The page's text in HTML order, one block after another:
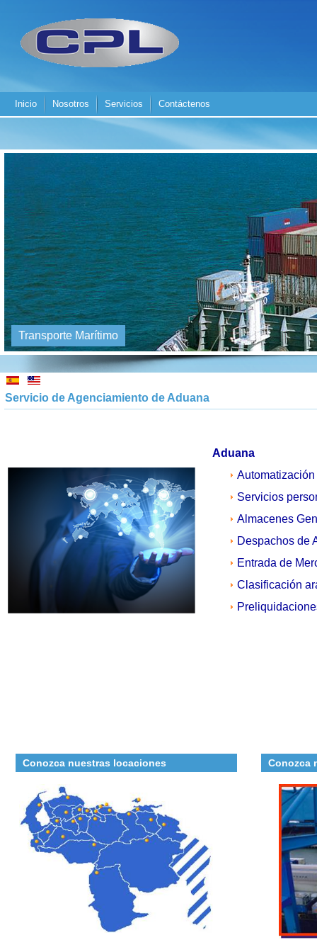
Transporte Marítimo
Inicio Nosotros Servicios Contáctenos
Servicio de Agenciamiento de Aduana
Aduana
Servicios
Almacenes
Despachos de
Entrada de
Clasificación
Conozca nuestras locaciones Conozca